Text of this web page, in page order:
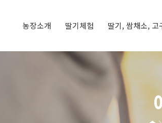
농장소개 딸기체험
아이들과 딸기체험
딸기 이야기
딸기, 쌈채소, 고
체험프로그램